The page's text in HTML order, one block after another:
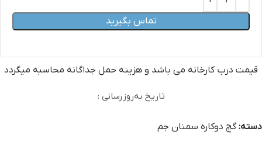
تماس بگیرید
قیمت درب کارخانه می‏ باشد و هزینه حمل جداگانه محاسبه میگردد
تاریخ به‌روزرسانی :
دسته: گچ دوکاره سمنان جم